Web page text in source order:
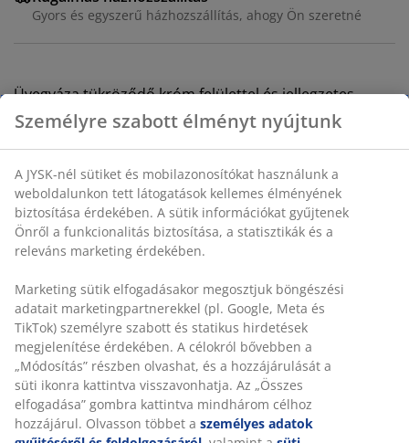
Gyors és egyszerű házhozszállítás, ahogy Ön szeretné
Üvegváza tükröződő króm felülettel és jellegzetes,
lekerekített formával. Használható virágokhoz vagy
önmagában is megállja a helyét modern, szoborszerű
tárgyként. ÁTM13 x MA17 cm
SKU: 4912947
Részletes Adatok
Értékelések
(1)
Személyre szabott élményt nyújtunk
weboldalunkon tett látogatások kellemes élményének
biztosítása érdekében. A sütik információkat gyűjtenek
Önről a funkcionalitás biztosítása, a statisztikák és a
releváns marketing érdekében.
Marketing sütik elfogadásakor megosztjuk böngészési
adatait marketingpartnerekkel (pl. Google, Meta és TikTok)
személyre szabott és statikus hirdetések megjelenítése